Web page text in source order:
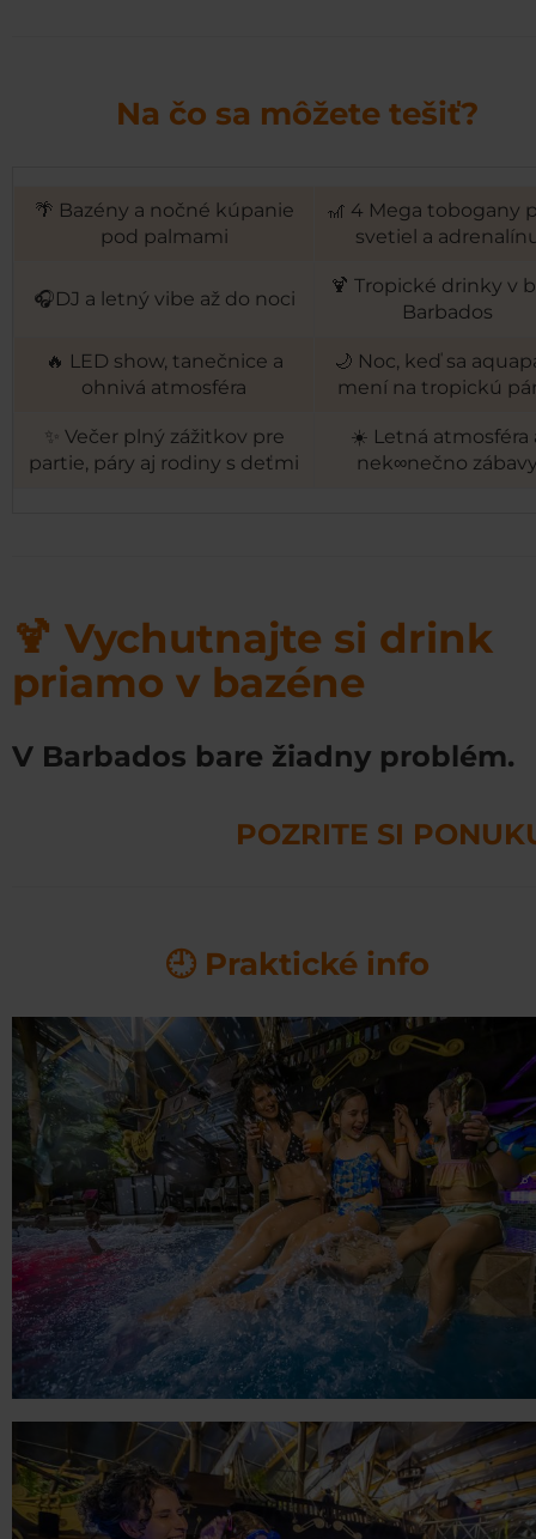
Na čo sa môžete tešiť?
🌴 Bazény a nočné kúpanie
pod palmami
🎢 4 Mega tobogany
svetiel a
🎧DJ a letný vibe až do noci
🍹 Tropické drinky v
Barbados
🔥 LED show, tanečnice a
ohnivá atmosféra
🌙 Noc, keď sa
mení na tropickú
✨ Večer plný zážitkov pre
partie, páry aj rodiny s deťmi
☀️ Letná atmosféra
nek∞nečno
🍹 Vychutnajte si drink
priamo v bazéne
V Barbados bare žiadny problém.
POZRITE SI
🕘 Praktické info